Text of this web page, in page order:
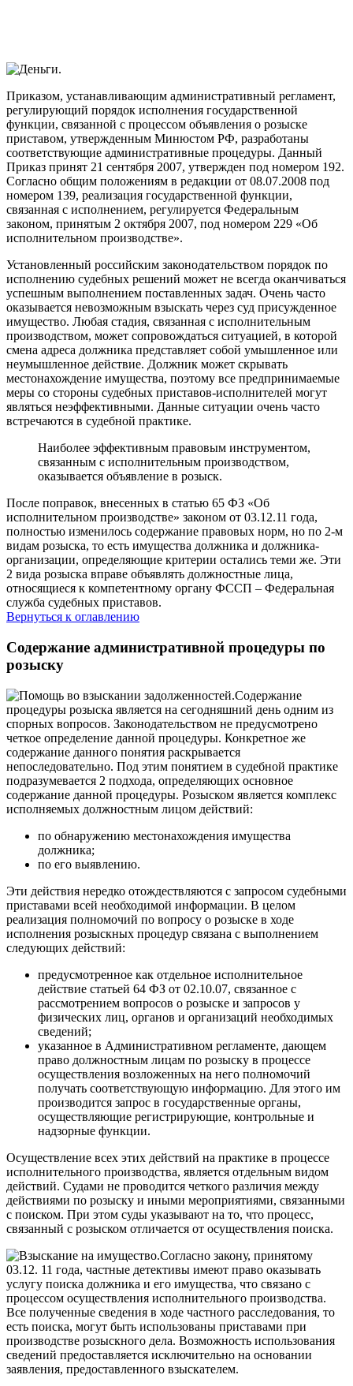
Приказом, устанавливающим административный регламент,
регулирующий порядок исполнения государственной
функции, связанной с процессом объявления о розыске
приставом, утвержденным Минюстом РФ, разработаны
соответствующие административные процедуры. Данный
Приказ принят 21 сентября 2007, утвержден под номером 192.
Согласно общим положениям в редакции от 08.07.2008 под
номером 139, реализация государственной функции,
связанная с исполнением, регулируется Федеральным
законом, принятым 2 октября 2007, под номером 229 «Об
исполнительном производстве».
Установленный российским законодательством порядок по
исполнению судебных решений может не всегда оканчиваться
успешным выполнением поставленных задач. Очень часто
оказывается невозможным взыскать через суд присужденное
имущество. Любая стадия, связанная с исполнительным
производством, может сопровождаться ситуацией, в которой
смена адреса должника представляет собой умышленное или
неумышленное действие. Должник может скрывать
местонахождение имущества, поэтому все предпринимаемые
меры со стороны судебных приставов-исполнителей могут
являться неэффективными. Данные ситуации очень часто
встречаются в судебной практике.
Наиболее эффективным правовым инструментом,
связанным с исполнительным производством,
оказывается объявление в розыск.
После поправок, внесенных в статью 65 ФЗ «Об
исполнительном производстве» законом от 03.12.11 года,
полностью изменилось содержание правовых норм, но по 2-м
видам розыска, то есть имущества должника и должника-
организации, определяющие критерии остались теми же. Эти
2 вида розыска вправе объявлять должностные лица,
относящиеся к компетентному органу ФССП – Федеральная
служба судебных приставов.
Вернуться к оглавлению
Содержание административной процедуры по
розыску
Содержание
процедуры розыска является на сегодняшний день одним из
спорных вопросов. Законодательством не предусмотрено
четкое определение данной процедуры. Конкретное же
содержание данного понятия раскрывается
непоследовательно. Под этим понятием в судебной практике
подразумевается 2 подхода, определяющих основное
содержание данной процедуры. Розыском является комплекс
исполняемых должностным лицом действий:
по обнаружению местонахождения имущества
должника;
по его выявлению.
Эти действия нередко отождествляются с запросом судебными
приставами всей необходимой информации. В целом
реализация полномочий по вопросу о розыске в ходе
исполнения розыскных процедур связана с выполнением
следующих действий:
предусмотренное как отдельное исполнительное
действие статьей 64 ФЗ от 02.10.07, связанное с
рассмотрением вопросов о розыске и запросов у
физических лиц, органов и организаций необходимых
сведений;
указанное в Административном регламенте, дающем
право должностным лицам по розыску в процессе
осуществления возложенных на него полномочий
получать соответствующую информацию. Для этого им
производится запрос в государственные органы,
осуществляющие регистрирующие, контрольные и
надзорные функции.
Осуществление всех этих действий на практике в процессе
исполнительного производства, является отдельным видом
действий. Судами не проводится четкого различия между
действиями по розыску и иными мероприятиями, связанными
с поиском. При этом суды указывают на то, что процесс,
связанный с розыском отличается от осуществления поиска.
Согласно закону, принятому
03.12. 11 года, частные детективы имеют право оказывать
услугу поиска должника и его имущества, что связано с
процессом осуществления исполнительного производства.
Все полученные сведения в ходе частного расследования, то
есть поиска, могут быть использованы приставами при
производстве розыскного дела. Возможность использования
сведений предоставляется исключительно на основании
заявления, предоставленного взыскателем.